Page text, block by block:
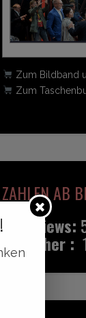
Zum Bildband
Zum
ZAHLEN AB
Pageviews:
Besucher :